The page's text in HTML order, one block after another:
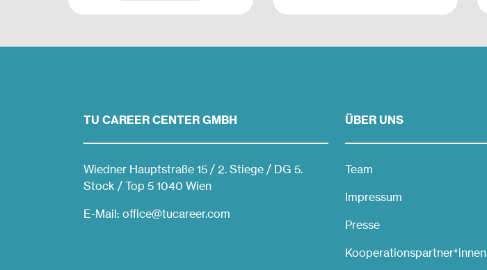
TU CAREER CENTER GMBH
Wiedner Hauptstraße 15 / 2. Stiege / DG 5.
Stock / Top 5 1040 Wien
E-Mail: office@tucareer.com
ÜBER UNS
Team
Impressum
Presse
Kooperationspartner*innen